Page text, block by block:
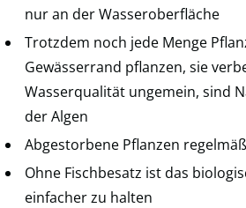
nur an der Wasseroberfläche
Trotzdem noch jede Menge
Gewässerrand pflanzen, sie
Wasserqualität ungemein, sind
der Algen
Abgestorbene Pflanzen
Ohne Fischbesatz ist das
einfacher zu halten